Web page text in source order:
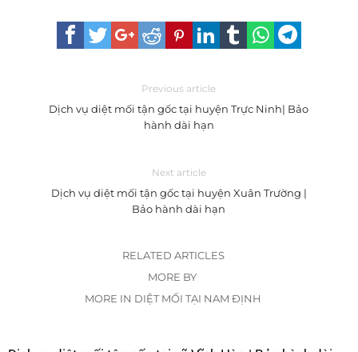
Previous article
Dịch vụ diệt mối tận gốc tại huyện Trực Ninh| Bảo
hành dài hạn
Next article
Dịch vụ diệt mối tận gốc tại huyện Xuân Trường |
Bảo hành dài hạn
RELATED ARTICLES
MORE BY
MORE IN DIỆT MỐI TẠI NAM ĐỊNH